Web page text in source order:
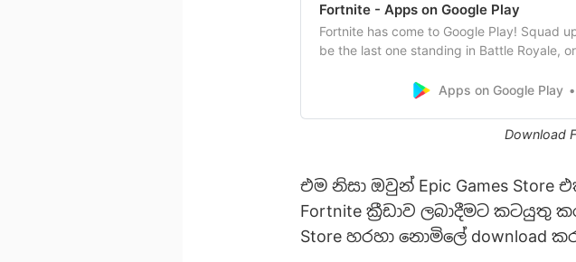
Fortnite - Apps on Google Play
Fortnite has come to Google Play! Squad
be the last one standing in Battle Royale,
Fortnite is the same game you know from
Apps on Google Play
Download
එම නිසා ඔවුන් Epic Games Store
Fortnite ක්‍රීඩාව ලබාදීමට කටයුතු
Store හරහා නොමිලේ download